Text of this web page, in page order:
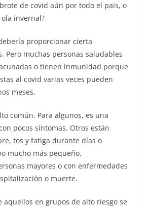
de covid aún por todo el país, o
invernal?
proporcionar cierta
Pero muchas personas saludables
o tienen inmunidad porque
al covid varias veces pueden
meses.
común. Para algunos, es una
pocos síntomas. Otros están
tos y fatiga durante días o
mucho más pequeño,
mayores o con enfermedades
o muerte.
aquellos en grupos de alto riesgo se